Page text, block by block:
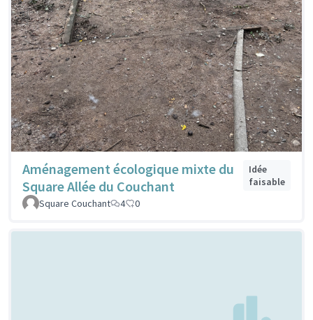
Aménagement écologique mixte du
Square Allée du Couchant
Idée
faisable
Square Couchant
4 0